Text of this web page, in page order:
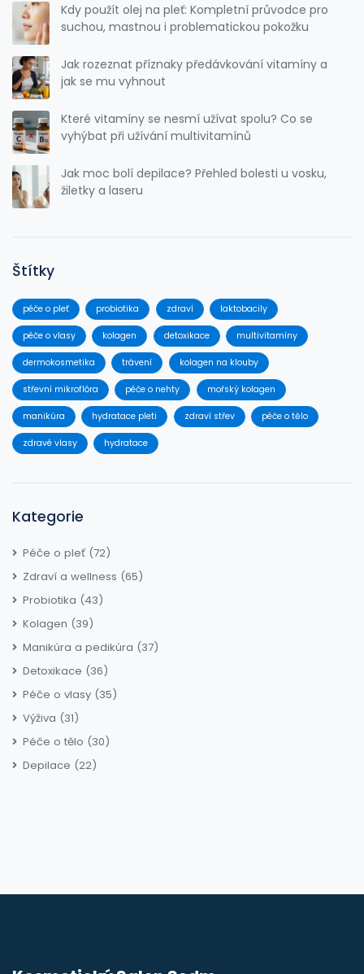
Kdy použít olej na pleť: Kompletní průvodce pro
suchou, mastnou i problematickou pokožku
Jak rozeznat příznaky předávkování vitamíny a
jak se mu vyhnout
Které vitamíny se nesmí užívat spolu? Co se
vyhýbat při užívání multivitamínů
Jak moc bolí depilace? Přehled bolesti u vosku,
žiletky a laseru
Štítky
péče o pleť probiotika zdraví laktobacily
péče o vlasy kolagen detoxikace multivitamíny
dermokosmetika trávení kolagen na klouby
střevní mikroflóra péče o nehty mořský kolagen
manikúra hydratace pleti zdraví střev péče o tělo
zdravé vlasy hydratace
Kategorie
Péče o pleť (72)
Zdraví a wellness (65)
Probiotika (43)
Kolagen (39)
Manikúra a pedikúra (37)
Detoxikace (36)
Péče o vlasy (35)
Výživa (31)
Péče o tělo (30)
Depilace (22)